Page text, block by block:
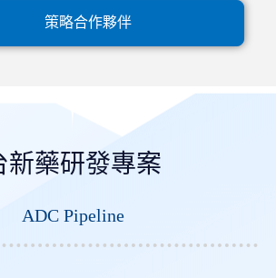
策略合作夥伴
新藥研發專案
ADC Pipeline